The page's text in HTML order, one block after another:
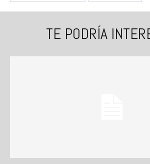
TE PODRÍA